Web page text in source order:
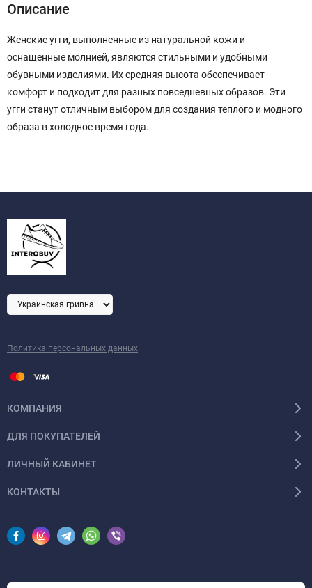
Описание
Женские угги, выполненные из натуральной кожи и
оснащенные молнией, являются стильными и удобными
обувными изделиями. Их средняя высота обеспечивает
комфорт и подходит для разных повседневных образов. Эти
угги станут отличным выбором для создания теплого и модного
образа в холодное время года.
Политика персональных данных
КОМПАНИЯ
ДЛЯ ПОКУПАТЕЛЕЙ
ЛИЧНЫЙ КАБИНЕТ
КОНТАКТЫ